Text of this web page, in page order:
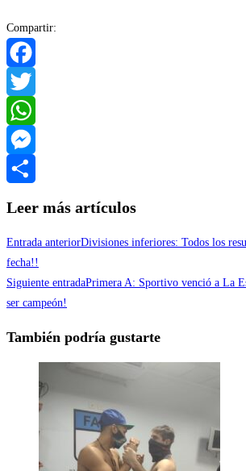
Compartir:
Facebook
Twitter
WhatsApp
Messenger
Leer más artículos
Entrada anteriorDivisiones inferiores: Todos los
fecha!!
Siguiente entradaPrimera A: Sportivo venció a La
ser campeón!
También podría gustarte